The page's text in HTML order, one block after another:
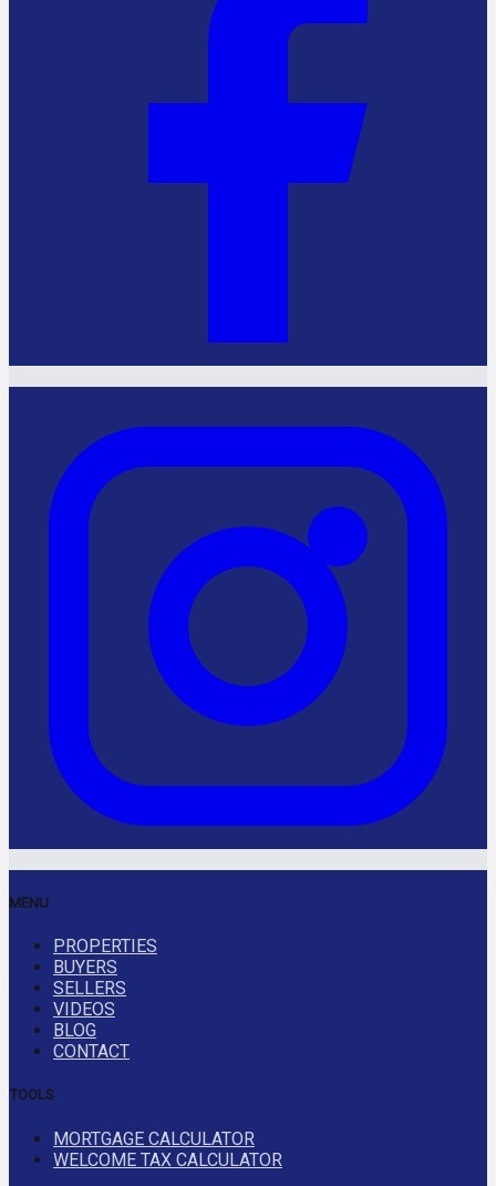
MENU
PROPERTIES
BUYERS
SELLERS
VIDEOS
BLOG
CONTACT
TOOLS
MORTGAGE CALCULATOR
WELCOME TAX CALCULATOR